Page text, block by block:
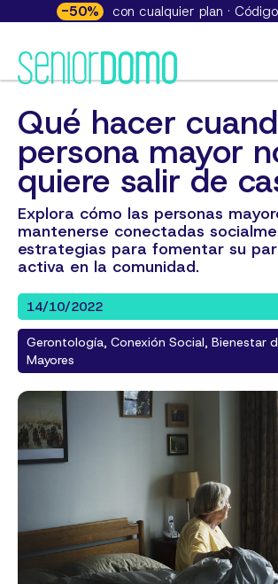
-50% con cualquier plan · Código
Qué hacer
persona mayor
quiere salir de
Explora cómo las personas
mantenerse conectadas
estrategias para fomentar su
activa en la comunidad.
14/10/2022
Gerontología, Conexión Social, Bienestar
Mayores